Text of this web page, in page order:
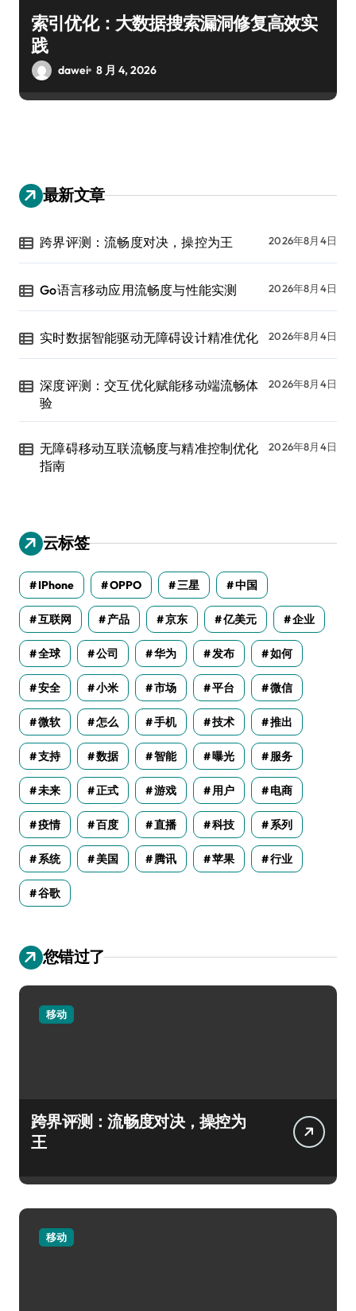
索引优化：大数据搜索漏洞修复高效实
践
dawei 8 月 4, 2026
最新文章
跨界评测：流畅度对决，操控为王 2026年8月4日
Go语言移动应用流畅度与性能实测 2026年8月4日
实时数据智能驱动无障碍设计精准优化 2026年8月4日
深度评测：交互优化赋能移动端流畅体
验
2026年8月4日
无障碍移动互联流畅度与精准控制优化
指南
2026年8月4日
云标签
IPhone OPPO 三星 中国
互联网 产品 京东 亿美元 企业
全球 公司 华为 发布 如何
安全 小米 市场 平台 微信
微软 怎么 手机 技术 推出
支持 数据 智能 曝光 服务
未来 正式 游戏 用户 电商
疫情 百度 直播 科技 系列
系统 美国 腾讯 苹果 行业
谷歌
您错过了
移动
跨界评测：流畅度对决，操控为
王
移动